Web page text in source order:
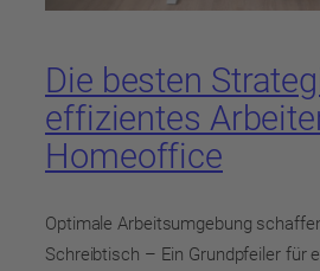
Die besten
effizientes
Homeoffice
Optimale Arbeitsumgebung
Schreibtisch – Ein Grundpfeiler für